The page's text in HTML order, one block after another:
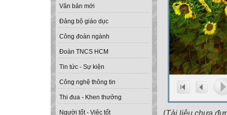
Văn bản mới
Đảng bộ giáo dục
Công đoàn ngành
Đoàn TNCS HCM
Tin tức - Sự kiện
Công nghệ thông tin
Thi đua - Khen thưởng
Người tốt - Việc tốt (Tài liệu chưa